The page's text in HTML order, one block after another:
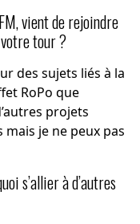
vient de rejoindre
tour ?
des sujets liés à la
RoPo que
projets
je ne peux pas
s’allier à d’autres